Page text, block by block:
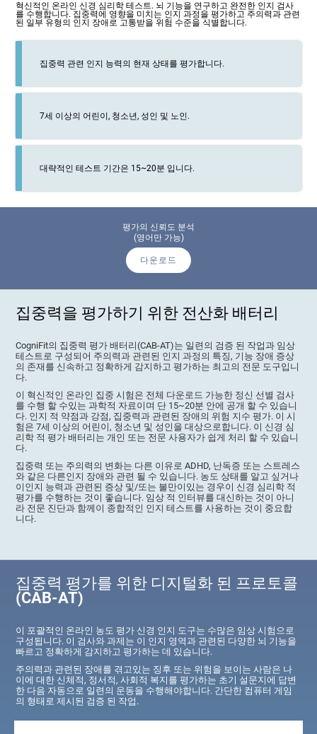
혁신적인 온라인 신경 심리학 테스트. 뇌 기능을 연구하고 완전한 인지 검사
를 수행합니다. 집중력에 영향을 미치는 인지 과정을 평가하고 주의력과 관련
된 일부 유형의 인지 장애로 고통받을 위험 수준을 식별합니다.
집중력 관련 인지 능력의 현재 상태를 평가합니다.
7세 이상의 어린이, 청소년, 성인 및 노인.
대략적인 테스트 기간은 15~20분 입니다.
평가의 신뢰도 분석
(영어만 가능)
다운로드
집중력을 평가하기 위한 전산화 배터리
CogniFit의 집중력 평가 배터리(CAB-AT)는 일련의 검증 된 작업과 임상
테스트로 구성되어 주의력과 관련된 인지 과정의 특징, 기능 장애 증상
의 존재를 신속하고 정확하게 감지하고 평가하는 최고의 전문 도구입니
다.
이 혁신적인 온라인 집중 시험은 전체 다운로드 가능한 정신 선별 검사
를 수행 할 수있는 과학적 자료이며 단 15~20분 안에 공개 할 수 있습니
다. 인지 적 약점과 강점, 집중력과 관련된 장애의 위험 지수 평가. 이 시
험은 7세 이상의 어린이, 청소년 및 성인을 대상으로합니다. 이 신경 심
리학 적 평가 배터리는 개인 또는 전문 사용자가 쉽게 처리 할 수 ​​있습니
다.
집중력 또는 주의력의 변화는 다른 이유로 ADHD, 난독증 또는 스트레스
와 같은 다른인지 장애와 관련 될 수 있습니다. 농도 상태를 알고 싶거나
이인지 능력과 관련된 증상 및/또는 불만이있는 경우이 신경 심리학 적
평가를 수행하는 것이 좋습니다. 임상 적 인터뷰를 대신하는 것이 아니
라 전문 진단과 함께이 종합적인 인지 테스트를 사용하는 것이 중요합
니다.
집중력 평가를 위한 디지털화 된 프로토콜
(CAB-AT)
이 포괄적인 온라인 농도 평가 신경 인지 도구는 수많은 임상 시험으로
구성됩니다. 이 검사와 과제는 이 인지 영역과 관련된 다양한 뇌 기능을
빠르고 정확하게 감지하고 평가하는 데 있습니다.
주의력과 관련된 장애를 겪고있는 징후 또는 위험을 보이는 사람은 나
이에 대한 신체적, 정서적, 사회적 복지를 평가하는 초기 설문지에 답변
한 다음 자동으로 일련의 운동을 수행해야합니다. 간단한 컴퓨터 게임
의 형태로 제시된 검증 된 작업.